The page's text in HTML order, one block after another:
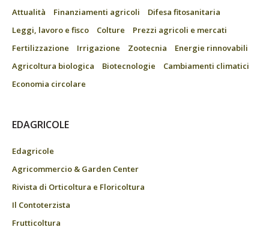
Attualità Finanziamenti agricoli
Difesa fitosanitaria
Leggi, lavoro e fisco
Colture
Prezzi agricoli e mercati
Fertilizzazione
Irrigazione Zootecnia
Energie rinnovabili
Agricoltura biologica
Biotecnologie
Cambiamenti climatici
Economia circolare
EDAGRICOLE
Edagricole
Agricommercio & Garden Center
Rivista di Orticoltura e Floricoltura
Il Contoterzista
Frutticoltura